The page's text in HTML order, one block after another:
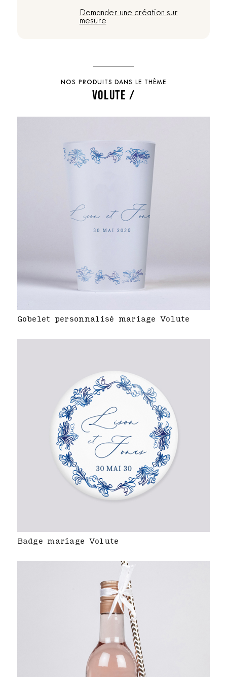
Demander une création sur
mesure
NOS PRODUITS DANS LE THÈME
VOLUTE /
Gobelet personnalisé mariage Volute
Badge mariage Volute